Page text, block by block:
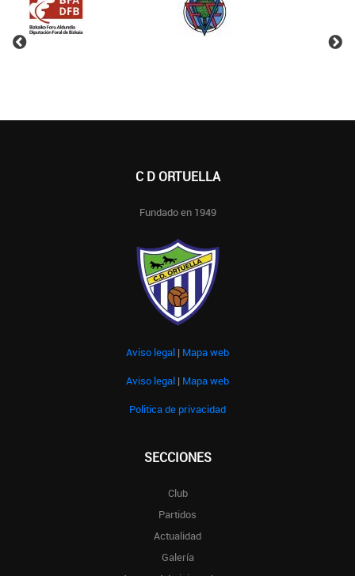
C D ORTUELLA
Fundado en 1949
Aviso legal | Mapa web
Aviso legal | Mapa web
Politica de privacidad
SECCIONES
Club
Partidos
Actualidad
Galería